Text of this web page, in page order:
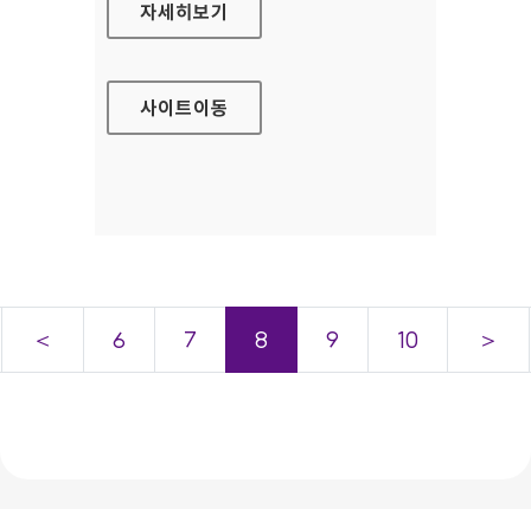
여수시도시관리공단
자세히보기
사이트이동
＜ 6 7 8 9 10 ＞